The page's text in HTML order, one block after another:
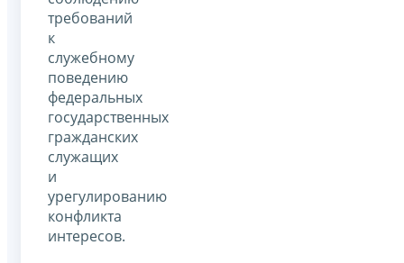
требований
к
служебному
поведению
федеральных
государственных
гражданских
служащих
и
урегулированию
конфликта
интересов.